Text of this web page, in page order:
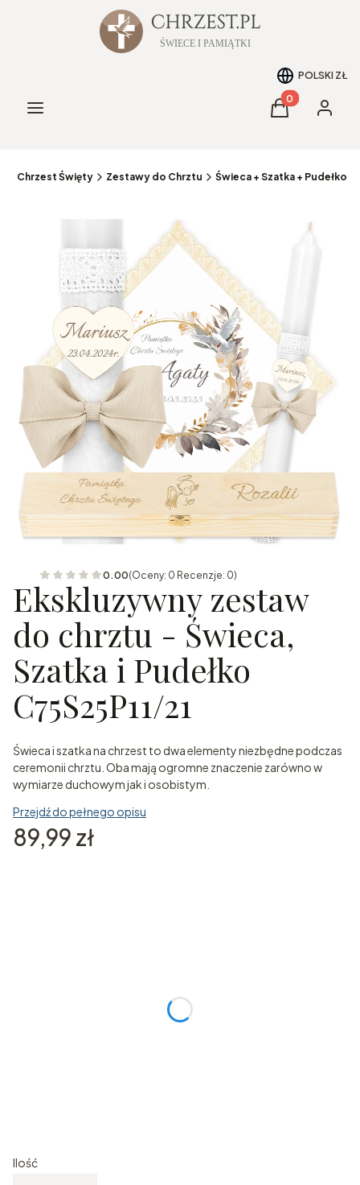
POLSKI ZŁ
Menu Produkty w
Koszyk
Chrzest Święty Zestawy do Chrztu Świeca + Szatka + Pudełko
0.00(Oceny: 0 Recenzje: 0)
Ekskluzywny zestaw
do chrztu - Świeca,
Szatka i Pudełko
C75S25P11/21
Świeca i szatka na chrzest to dwa elementy niezbędne podczas
ceremonii chrztu. Oba mają ogromne znaczenie zarówno w
wymiarze duchowym jak i osobistym.
Przejdź do pełnego opisu
Cena
89,99 zł
Ilość